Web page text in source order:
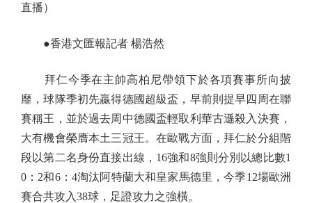
直播）
●香港文匯報記者 楊浩然
拜仁今季在主帥高柏尼帶領下於各項賽事所向披
靡，球隊季初先贏得德國超級盃，早前則提早四周在聯
賽稱王，並於過去周中德國盃輕取利華古遜殺入決賽，
大有機會榮膺本土三冠王。在歐戰方面，拜仁於分組階
段以第二名身份直接出線，16強和8強則分別以總比數1
0：2和6：4淘汰阿特蘭大和皇家馬德里，今季12場歐洲
賽合共攻入38球，足證攻力之強橫。